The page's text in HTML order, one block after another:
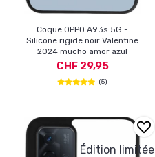
Coque OPPO A93s 5G -
Silicone rigide noir Valentine
2024 mucho amor azul
CHF 29,95
(5)
Édition limitée